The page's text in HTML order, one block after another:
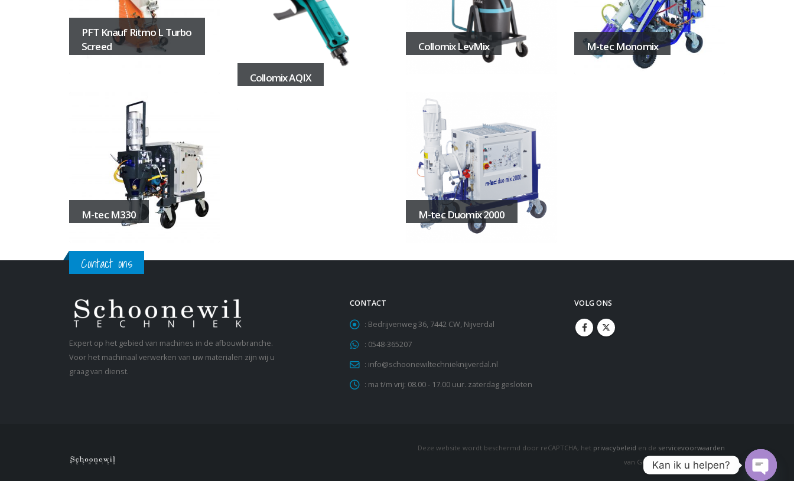
PFT Knauf Ritmo L Turbo
Screed
Collomix AQIX
Collomix LevMix M-tec Monomix
M-tec M330 M-tec Duomix 2000
Contact ons
Expert op het gebied van machines in de afbouwbranche.
Voor het machinaal verwerken van uw materialen zijn wij u
graag van dienst.
CONTACT
: Bedrijvenweg 36, 7442 CW, Nijverdal
: 0548-365207
: info@schoonewiltechnieknijverdal.nl
: ma t/m vrij: 08.00 - 17.00 uur. zaterdag gesloten
VOLG ONS
Deze website wordt beschermd door reCAPTCHA, het privacybeleid en de servicevoorwaarden
van Google zijn van toepassing.
Kan ik u helpen?